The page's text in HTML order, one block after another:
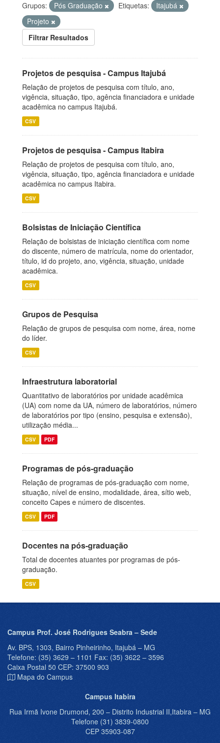
Grupos: Pós Graduação Etiquetas:
Itajubá
Projeto
Filtrar Resultados
Projetos de pesquisa - Campus Itajubá
Relação de projetos de pesquisa com título, ano,
vigência, situação, tipo, agência financiadora e unidade
acadêmica no campus Itajubá.
CSV
Projetos de pesquisa - Campus Itabira
Relação de projetos de pesquisa com título, ano,
vigência, situação, tipo, agência financiadora e unidade
acadêmica no campus Itabira.
CSV
Bolsistas de Iniciação Científica
Relação de bolsistas de iniciação científica com nome
do discente, número de matrícula, nome do orientador,
título, id do projeto, ano, vigência, situação, unidade
acadêmica.
CSV
Grupos de Pesquisa
Relação de grupos de pesquisa com nome, área, nome
do líder.
CSV
Infraestrutura laboratorial
Quantitativo de laboratórios por unidade acadêmica
(UA) com nome da UA, número de laboratórios, número
de laboratórios por tipo (ensino, pesquisa e extensão),
utilização média...
CSV PDF
Programas de pós-graduação
Relação de programas de pós-graduação com nome,
situação, nível de ensino, modalidade, área, sítio web,
conceito Capes e número de discentes.
CSV PDF
Docentes na pós-graduação
Total de docentes atuantes por programas de pós-
graduação.
CSV
Campus Prof. José Rodrigues Seabra – Sede
Av. BPS, 1303, Bairro Pinheirinho, Itajubá – MG
Telefone: (35) 3629 – 1101 Fax: (35) 3622 – 3596
Caixa Postal 50 CEP: 37500 903
Mapa do Campus
Campus Itabira
Rua Irmã Ivone Drumond, 200 – Distrito Industrial II,Itabira – MG
Telefone (31) 3839-0800
CEP 35903-087